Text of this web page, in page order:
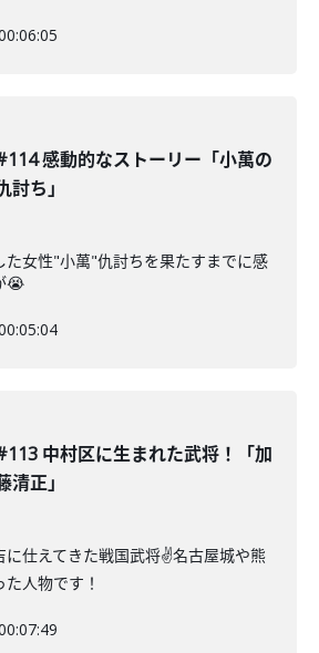
感動的なストーリー「小萬の
討ち」
た女性"小萬"仇討ちを果たすまでに感
😭
中村区に生まれた武将！「加
清正」
に仕えてきた戦国武将✌️名古屋城や熊
人物です！